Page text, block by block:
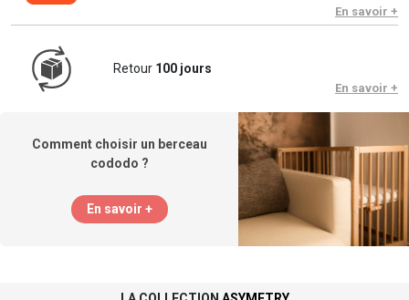
En savoir +
Retour 100 jours
En savoir +
Comment choisir un berceau
cododo ?
En savoir +